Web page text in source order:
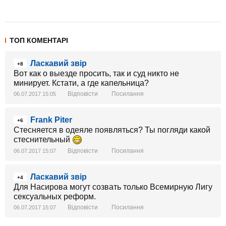
ТОП КОМЕНТАРІ
+8
Ласкавий звір
Вот как о выезде просить, так и суд никто не
минирует. Кстати, а где капельница?
06.07.2017 15:05 Відповісти Посилання
+6
Frank Piter
Стесняется в одеяле появляться? Ты погляди какой
стеснительный
06.07.2017 15:07 Відповісти Посилання
+4
Ласкавий звір
Для Насирова могут созвать только Всемирную Лигу
сексуальных реформ.
06.07.2017 15:07 Відповісти Посилання